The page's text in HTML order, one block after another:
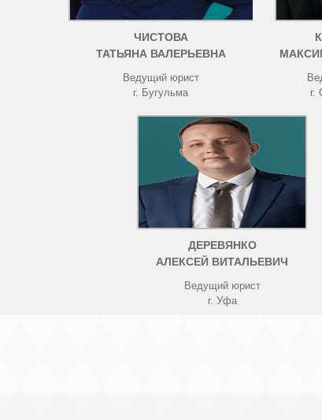
ЧИСТОВА
ТАТЬЯНА ВАЛЕРЬЕВНА
Ведущий юрист
г. Бугульма
г.
ДЕРЕВЯНКО
АЛЕКСЕЙ ВИТАЛЬЕВИЧ
Ведущий юрист
г. Уфа